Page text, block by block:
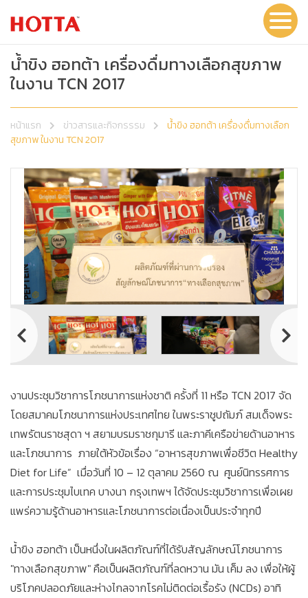
น้ำขิง ฮอทต้า เครื่องดื่มทางเลือกสุขภาพ
ในงาน TCN 2017
หน้าแรก ข่าวสารและกิจกรรรม
น้ำขิง ฮอทต้า เครื่องดื่มทางเลือก
สุขภาพ ในงาน TCN 2017
งานประชุมวิชาการโภชนาการแห่งชาติ ครั้งที่ 11 หรือ TCN 2017 จัด
โดยสมาคมโภชนาการแห่งประเทศไทย ในพระราชูปถัมภ์ สมเด็จพระ
เทพรัตนราชสุดา ฯ สยามบรมราชกุมารี และภาคีเครือข่ายด้านอาหาร
และโภชนาการ ภายใต้หัวข้อเรื่อง “อาหารสุขภาพเพื่อชีวิต Healthy
Diet for Life” เมื่อวันที่ 10 – 12 ตุลาคม 2560 ณ ศูนย์นิทรรศการ
และการประชุมไบเทค บางนา กรุงเทพฯ ได้จัดประชุมวิชาการเพื่อเผย
แพร่ความรู้ด้านอาหารและโภชนาการต่อเนื่องเป็นประจำทุกปี
น้ำขิง ฮอทต้า เป็นหนึ่งในผลิตภัณฑ์ที่ได้รับสัญลักษณ์โภชนาการ
"ทางเลือกสุขภาพ" คือเป็นผลิตภัณฑ์ที่ลดหวาน มัน เค็ม ลง เพื่อให้ผู้
บริโภคปลอดภัยและห่างไกลจากโรคไม่ติดต่อเรื้อรัง (NCDs) อาทิ